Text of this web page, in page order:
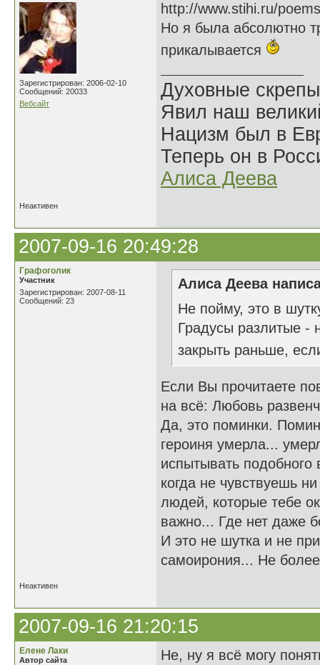
Зарегистрирован: 2006-02-10
Сообщений: 20033
Вебсайт
http://www.stihi.ru/
Но я была абсолютно
прикалывается
Духовные
Явил наш
Нацизм был в
Теперь он в
Алиса Деева
Неактивен
2007-09-16 20:49:28
Графоголик
Участник
Зарегистрирован: 2007-08-11
Сообщений: 23
Алиса Деева
Не пойму, это в
Градусы разлитые -
закрыть раньше,
Если Вы прочитаете
на всё: Любовь
Да, это поминки.
героиня умерла...
испытывать
когда не чувствуешь
людей, которые тебе
важно... Где нет даже
И это не шутка и не
самоирония... Не
Неактивен
2007-09-16 21:20:15
Елене Лаки
Автор сайта Не, ну я всё могу